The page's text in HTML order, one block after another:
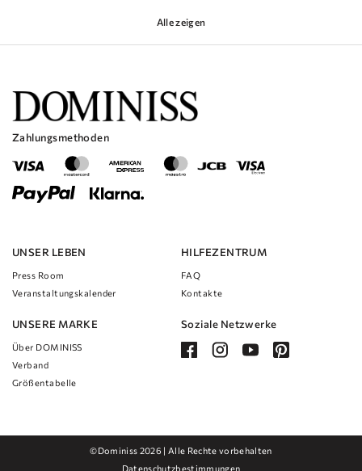
Raffinesse und schmeichelt gleichzeitig dem Ausschnitt und dem
Schlüsselbein.
betont.
Der Etui-Stil des Kleides ist perfekt für Bräute, die einen taillierteren
Look wünschen und gleichzeitig Bewegungsfreiheit und Komfort
bieten möchten.
Die aufwendigen Spitzendetails an Oberteil und Rock verleihen dem
Kleid einen Hauch von Vintage-Charme und zeitloser Eleganz.
Der weiche Tüllüberzug auf dem Rock erzeugt einen verträumten,
ätherischen Effekt, der Ihnen das Gefühl gibt, den Gang entlang zu
und Spitze eine wunderschöne Wahl für jede Braut, die sich an ihrem
Alle zeigen
UNSER LEBEN
Press Room
Veranstaltungskalender
UNSERE MARKE
Über DOMINISS
Verband
Größentabelle
HILFEZENTRUM
FAQ
Kontakte
Soziale Netzwerke
Zahlungsmethoden
©Dominiss 2026 | Alle Rechte vorbehalten
Datenschutzbestimmungen